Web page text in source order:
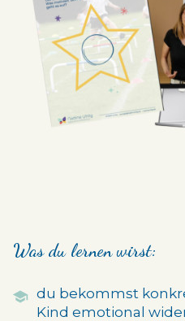
Was du lernen wirst:
du bekommst
Kind emotional